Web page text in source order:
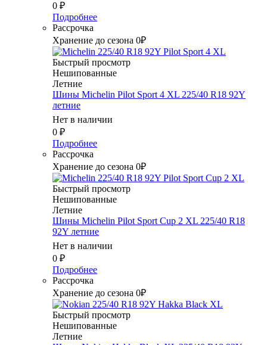
0 ₽
Подробнее
Рассрочка
Хранение до сезона 0₽
Быстрый просмотр
Нешипованные
Летние
Шины Michelin Pilot Sport 4 XL 225/40 R18 92Y
летние
Нет в наличии
0 ₽
Подробнее
Рассрочка
Хранение до сезона 0₽
Быстрый просмотр
Нешипованные
Летние
Шины Michelin Pilot Sport Cup 2 XL 225/40 R18
92Y летние
Нет в наличии
0 ₽
Подробнее
Рассрочка
Хранение до сезона 0₽
Быстрый просмотр
Нешипованные
Летние